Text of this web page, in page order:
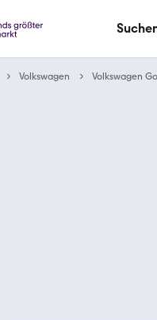
Volkswagen Volkswagen